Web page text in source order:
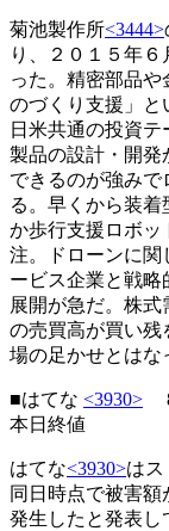
菊池製作所<3444>
り、２０１５年
った。精密部品
のづくり支援」と
日米共通の投資
製品の設計・開発
できるのが強みで
る。早くから装
か歩行支援ロボッ
注。ドローンに関
ービス企業と戦
展開が急だ。株
の売買高が買い残
場の足かせとはな
■はてな <3930>
本日終値
はてな<3930>はス
同日時点で被害
発生したと発表し